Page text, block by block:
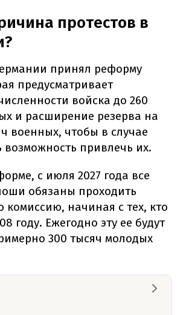
протестов в
принял реформу
предусматривает
войска до 260
и расширение резерва на
военных, чтобы в случае
возможность привлечь их.
с июля 2027 года все
обязаны проходить
комиссию, начиная с тех, кто
году. Ежегодно эту ее будут
300 тысяч молодых